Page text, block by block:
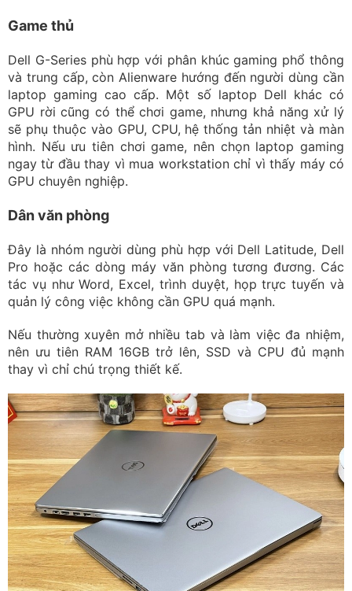
Game thủ
Dell G-Series phù hợp với phân khúc gaming phổ thông
và trung cấp, còn Alienware hướng đến người dùng cần
laptop gaming cao cấp. Một số laptop Dell khác có
GPU rời cũng có thể chơi game, nhưng khả năng xử lý
sẽ phụ thuộc vào GPU, CPU, hệ thống tản nhiệt và màn
hình. Nếu ưu tiên chơi game, nên chọn laptop gaming
ngay từ đầu thay vì mua workstation chỉ vì thấy máy có
GPU chuyên nghiệp.
Dân văn phòng
Đây là nhóm người dùng phù hợp với Dell Latitude, Dell
Pro hoặc các dòng máy văn phòng tương đương. Các
tác vụ như Word, Excel, trình duyệt, họp trực tuyến và
quản lý công việc không cần GPU quá mạnh.
Nếu thường xuyên mở nhiều tab và làm việc đa nhiệm,
nên ưu tiên RAM 16GB trở lên, SSD và CPU đủ mạnh
thay vì chỉ chú trọng thiết kế.